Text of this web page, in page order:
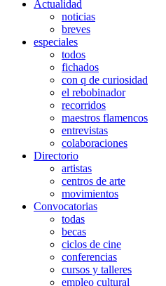
Actualidad
noticias
breves
especiales
todos
fichados
con q de curiosidad
el rebobinador
recorridos
maestros flamencos
entrevistas
colaboraciones
Directorio
artistas
centros de arte
movimientos
Convocatorias
todas
becas
ciclos de cine
conferencias
cursos y talleres
empleo cultural